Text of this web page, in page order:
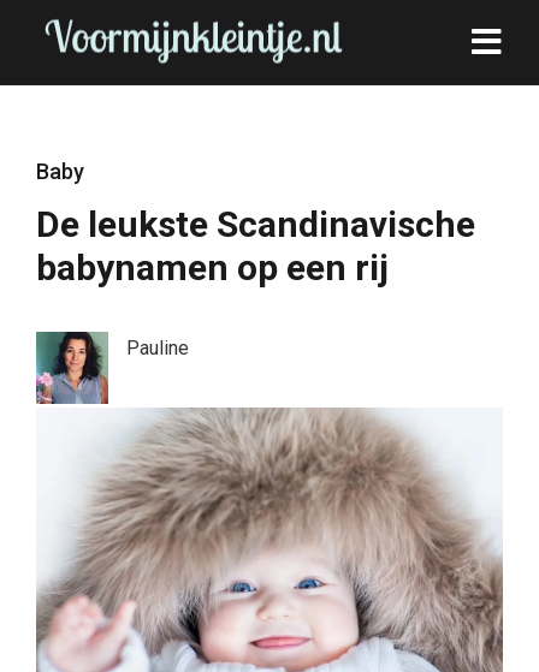
Baby
De leukste Scandinavische
babynamen op een rij
Pauline